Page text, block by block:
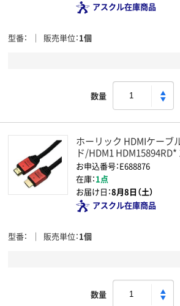
アスクル在庫商品
型番 販売単位 1個
数量
ホーリック HDMIケーブ
ド/HDM1 HDM15894RD*
お申込番号：E688876
在庫：1点
お届け日：8月8日（土）
アスクル在庫商品
型番 販売単位 1個
数量